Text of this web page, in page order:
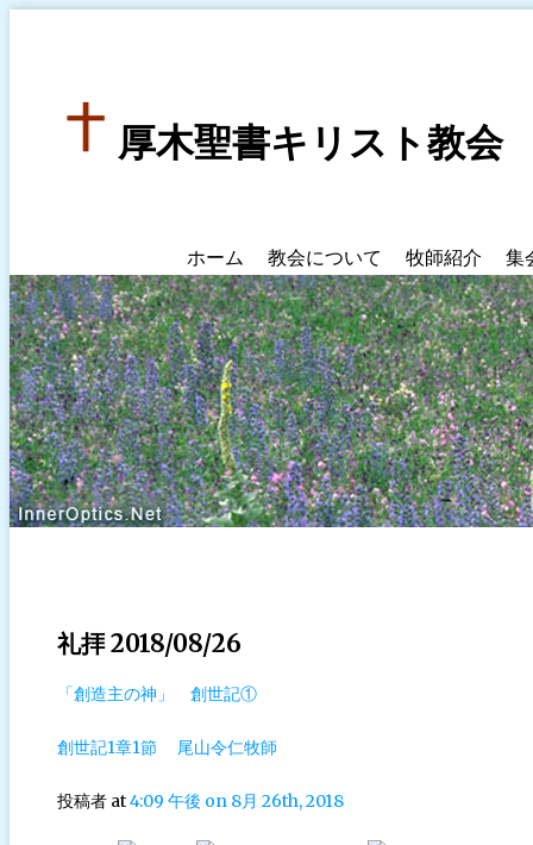
厚木聖書キリスト教会
ホーム 教会について 牧師紹介 集
礼拝 2018/08/26
「創造主の神」 創世記①
創世記1章1節 尾山令仁牧師
投稿者 at4:09 午後 on 8月 26th, 2018